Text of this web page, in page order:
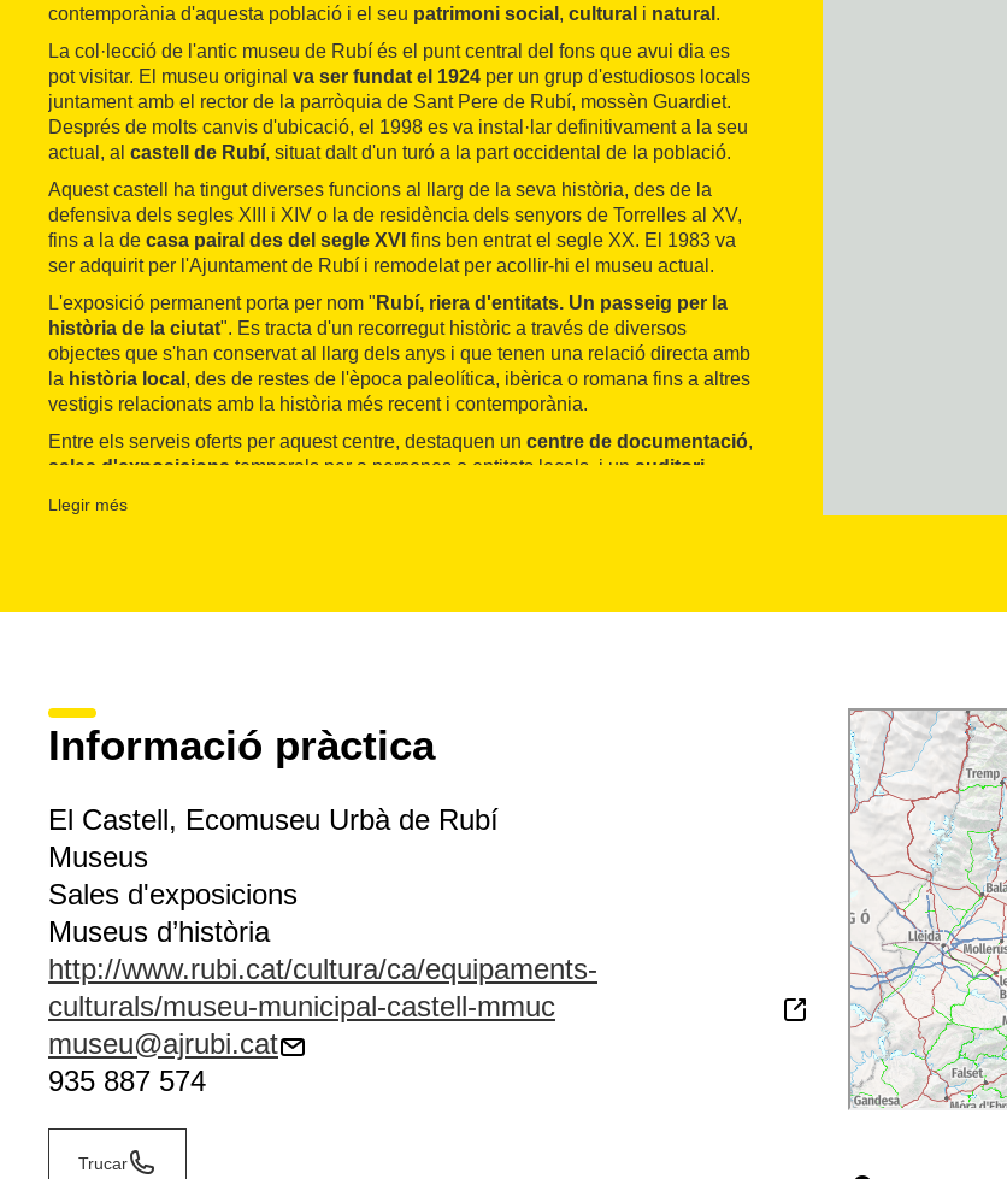
contemporània d'aquesta població i el seu patrimoni social , cultural i natural .
La col·lecció de l'antic museu de Rubí és el punt central del fons que avui dia es
pot visitar. El museu original va ser fundat el 1924 per un grup d'estudiosos locals
juntament amb el rector de la parròquia de Sant Pere de Rubí, mossèn Guardiet.
Després de molts canvis d'ubicació, el 1998 es va instal·lar definitivament a la seu
actual, al castell de Rubí, situat dalt d'un turó a la part occidental de la població.
Aquest castell ha tingut diverses funcions al llarg de la seva història, des de la
defensiva dels segles XIII i XIV o la de residència dels senyors de Torrelles al XV,
fins a la de casa pairal des del segle XVI fins ben entrat el segle XX. El 1983 va
ser adquirit per l'Ajuntament de Rubí i remodelat per acollir-hi el museu actual.
L'exposició permanent porta per nom " Rubí, riera d'entitats. Un passeig per la
història de la ciutat". Es tracta d'un recorregut històric a través de diversos
objectes que s'han conservat al llarg dels anys i que tenen una relació directa amb
la història local , des de restes de l'època paleolítica, ibèrica o romana fins a altres
vestigis relacionats amb la història més recent i contemporània.
Entre els serveis oferts per aquest centre, destaquen un centre de documentació,
sales d'exposicions temporals per a persones o entitats locals, i un auditori
Elmuseu
L'Ecomuseu Urbà de Rubí forma part de laXarxa de Museus de la Diputació de
Llegir més
Informació pràctica
El Castell, Ecomuseu Urbà de Rubí
Museus
Sales d'exposicions
Museus d’història
http://www.rubi.cat/cultura/ca/equipaments-
culturals/museu-municipal-castell-mmuc
museu@ajrubi.cat
935 887 574
Trucar